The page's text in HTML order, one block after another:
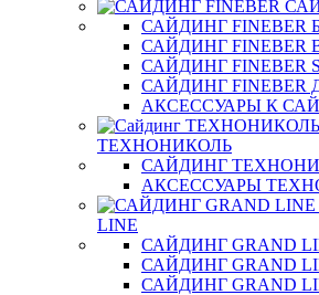
САЙДИНГ FINEBER
САЙДИНГ FINEBER
САЙДИНГ FINEBER
САЙДИНГ FINEBER
АКСЕССУАРЫ К
ТЕХНОНИКОЛЬ
САЙДИНГ
АКСЕССУАРЫ
LINE
САЙДИНГ GRAND
САЙДИНГ GRAND
САЙДИНГ GRAND